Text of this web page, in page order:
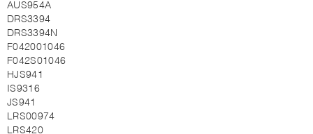
AUS954A
DRS3394
DRS3394N
F042001046
F042S01046
HJS941
IS9316
JS941
LRS00974
LRS420